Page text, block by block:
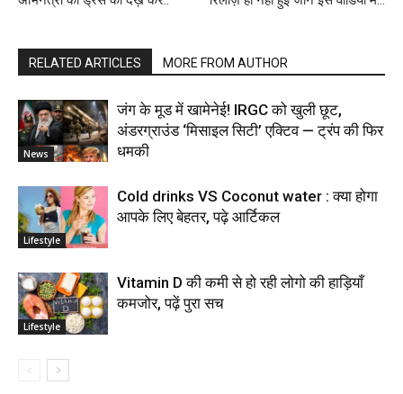
RELATED ARTICLES MORE FROM AUTHOR
News
जंग के मूड में खामेनेई! IRGC को खुली छूट,
अंडरग्राउंड ‘मिसाइल सिटी’ एक्टिव — ट्रंप की फिर
धमकी
Lifestyle
Cold drinks VS Coconut water : क्या होगा
आपके लिए बेहतर, पढ़े आर्टिकल
Lifestyle
Vitamin D की कमी से हो रही लोगो की हाड़ियाँ
कमजोर, पढ़ें पुरा सच